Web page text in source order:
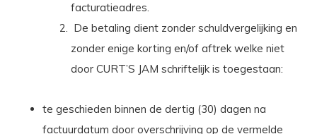
facturatieadres.
De betaling dient zonder schuldvergelijking en
zonder enige korting en/of aftrek welke niet
door CURT’S JAM schriftelijk is toegestaan:
te geschieden binnen de dertig (30) dagen na
factuurdatum door overschrijving op de vermelde